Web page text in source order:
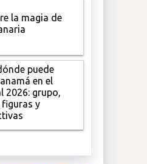
la magia de
puede
en el
2026: grupo,
figuras y